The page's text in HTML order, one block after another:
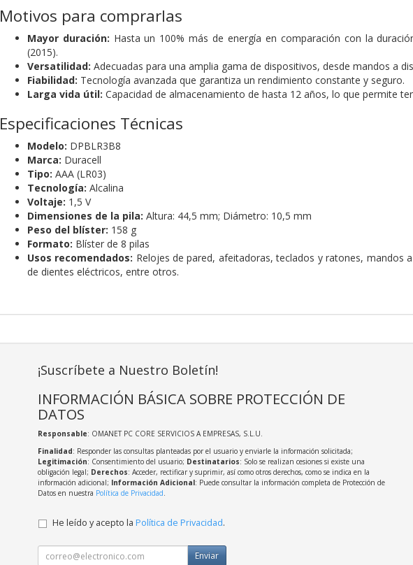
Motivos para comprarlas
Mayor duración: Hasta un 100% más de energía en comparación con la
(2015).
Versatilidad: Adecuadas para una amplia gama de dispositivos, desde mandos a
Fiabilidad: Tecnología avanzada que garantiza un rendimiento constante y seguro.
Larga vida útil: Capacidad de almacenamiento de hasta 12 años, lo que permite
Especificaciones Técnicas
Modelo: DPBLR3B8
Marca: Duracell
Tipo: AAA (LR03)
Tecnología: Alcalina
Voltaje: 1,5 V
Dimensiones de la pila: Altura: 44,5 mm; Diámetro: 10,5 mm
Peso del blíster: 158 g
Formato: Blíster de 8 pilas
Usos recomendados: Relojes de pared, afeitadoras, teclados y ratones, mandos
de dientes eléctricos, entre otros.
¡Suscríbete a Nuestro Boletín!
INFORMACIÓN BÁSICA SOBRE PROTECCIÓN DE
DATOS
Responsable: OMANET PC CORE SERVICIOS A EMPRESAS, S.L.U.
Finalidad: Responder las consultas planteadas por el usuario y enviarle la información solicitada;
Legitimación: Consentimiento del usuario; Destinatarios: Solo se realizan cesiones si existe una
obligación legal; Derechos: Acceder, rectificar y suprimir, así como otros derechos, como se indica en la
información adicional; Información Adicional: Puede consultar la información completa de Protección de
Datos en nuestra Política de Privacidad.
He leído y acepto la Política de Privacidad.
Enviar